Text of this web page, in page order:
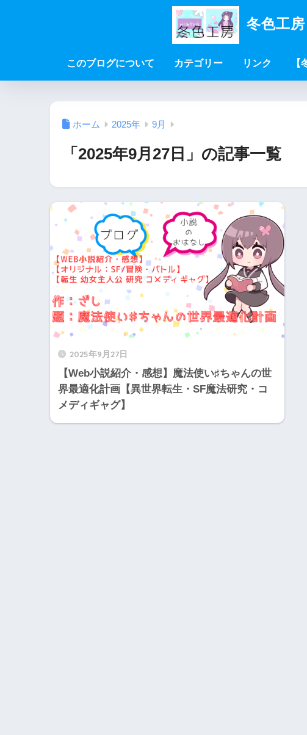
冬色工
このブログについて カテゴリー リンク 【
ホーム 2025年 9月
「2025年9月27日」の記事一覧
2025年9月27日
【Web小説紹介・感想】魔法使い♯ちゃんの世
界最適化計画【異世界転生・SF魔法研究・コ
メディギャグ】